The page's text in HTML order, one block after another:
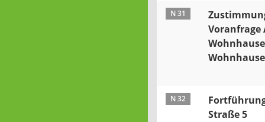
N 31
Voranfrage
N 32
Straße 5